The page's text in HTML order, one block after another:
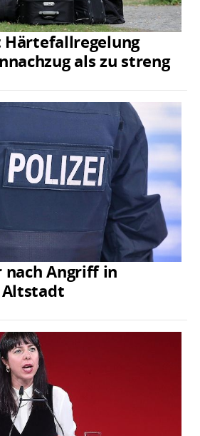
Härtefallregelung
als zu streng
nach Angriff in
Altstadt